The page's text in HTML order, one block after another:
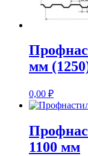
мм
0,00 ₽
1100 мм